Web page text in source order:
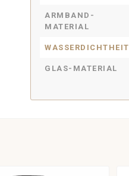
ARMBAND-
MATERIAL
WASSERDICHTHEIT
GLAS-MATERIAL